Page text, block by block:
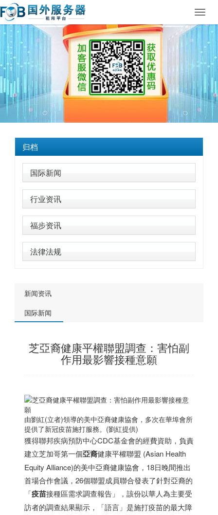
归档
国际新闻
行业资讯
福步资讯
法律法规
新闻资讯
国际新闻
芝亞裔健康平權聯盟調查：害怕副
作用最影響接種意願
由劉紅(立者)領導的美中亞裔健康協會，多次在華埠會所
提供了新冠疫苗施打服務。(劉紅提供)
獲得聯邦疾病預防中心CDC基金會的經費資助，負責
建立芝加哥第一個亞裔健康平權聯盟 (Asian Health
Equity Alliance)的美中亞裔健康協會，18日晚間推出
首場合作會議，26個聯盟成員聯合發表了針對亞裔的
「疫苗接種區需求調查報告」，該份以華人為主要受
訪者的調查結果顯示，「語言」是施打疫苗的最大障